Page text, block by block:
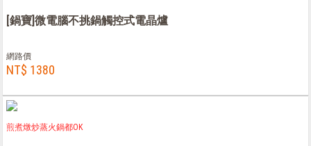
[鍋寶]微電腦不挑鍋觸控式電晶爐
網路價
NT$ 1380
煎煮燉炒蒸火鍋都OK